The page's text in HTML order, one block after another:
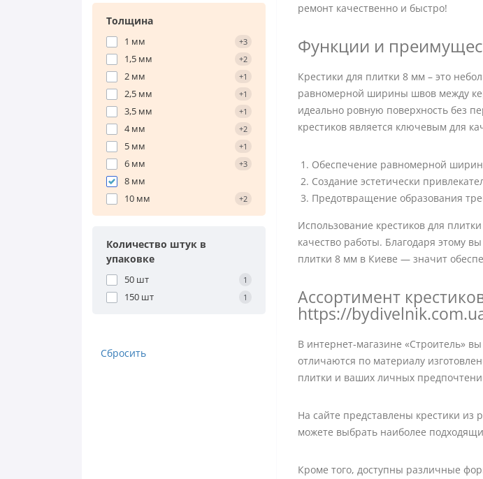
Толщина
1 мм +3
1,5 мм +2
2 мм +1
2,5 мм +1
3,5 мм +1
4 мм +2
5 мм +1
6 мм +3
8 мм
10 мм
+2
Количество штук в
упаковке
50 шт 1
150 шт 1
Сбросить
ремонт качественно и быстро!
Функции и
Крестики для плитки 8 мм – это
равномерной ширины швов между
идеально ровную поверхность без
крестиков является ключевым для
Обеспечение равномерной
Создание эстетически
Предотвращение образования
Использование крестиков для
качество работы. Благодаря этому
плитки 8 мм в Киеве — значит
Ассортимент
https://
В интернет-магазине «Строитель»
отличаются по материалу
плитки и ваших личных
На сайте представлены крестики из
можете выбрать наиболее
Кроме того, доступны различные